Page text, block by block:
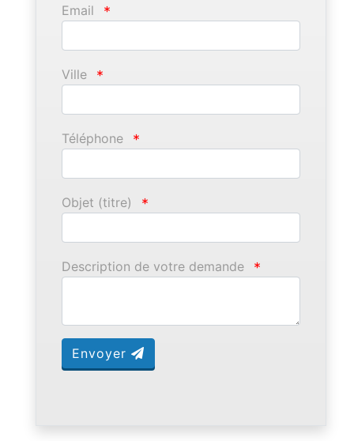
Email *
Ville *
Téléphone *
Objet (titre) *
Description de votre demande *
Envoyer